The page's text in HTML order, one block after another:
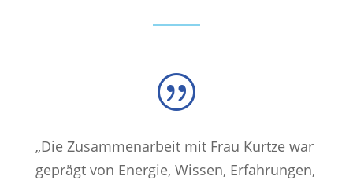
|
„Die Zusammenarbeit mit Frau Kurtze war
geprägt von Energie, Wissen, Erfahrungen,